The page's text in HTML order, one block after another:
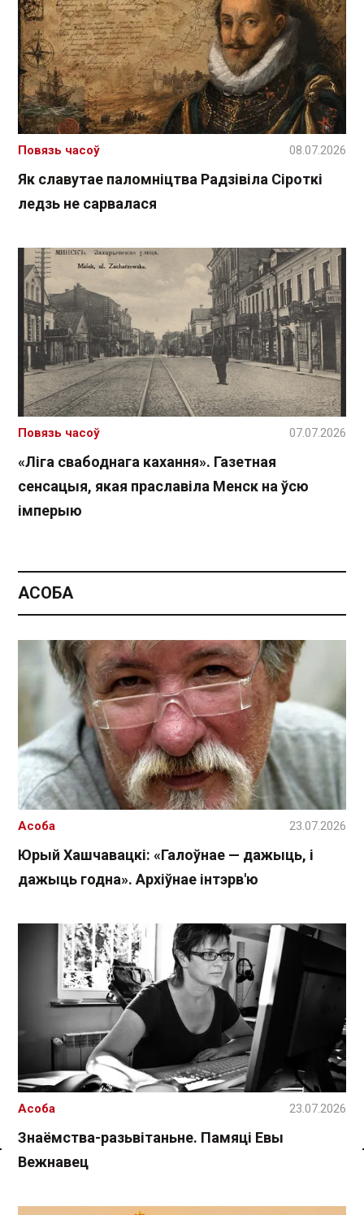
Спасылка без VPN
Як славутае паломніцтва Радзівіла Сіроткі
ледзь не сарвалася
Повязь часоў 08.07.2026
«Ліга свабоднага кахання». Газетная
сенсацыя, якая праславіла Менск на ўсю
імперыю
Повязь часоў 07.07.2026
АСОБА
Юрый Хашчавацкі: «Галоўнае — дажыць, і
дажыць годна». Архіўнае інтэрв'ю
Асоба 23.07.2026
Знаёмства-разьвітаньне. Памяці Евы
Вежнавец
Асоба 23.07.2026